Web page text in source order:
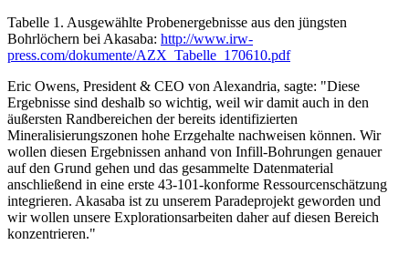
Tabelle 1. Ausgewählte Probenergebnisse aus den jüngsten
Bohrlöchern bei Akasaba: http://www.irw-
press.com/dokumente/AZX_Tabelle_170610.pdf
Eric Owens, President & CEO von Alexandria, sagte: "Diese
Ergebnisse sind deshalb so wichtig, weil wir damit auch in den
äußersten Randbereichen der bereits identifizierten
Mineralisierungszonen hohe Erzgehalte nachweisen können. Wir
wollen diesen Ergebnissen anhand von Infill-Bohrungen genauer
auf den Grund gehen und das gesammelte Datenmaterial
anschließend in eine erste 43-101-konforme Ressourcenschätzung
integrieren. Akasaba ist zu unserem Paradeprojekt geworden und
wir wollen unsere Explorationsarbeiten daher auf diesen Bereich
konzentrieren."